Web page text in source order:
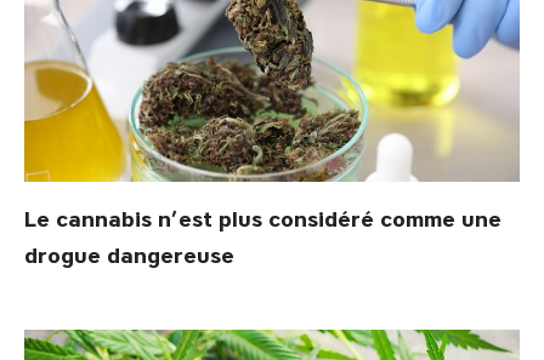
Le cannabis n’est plus considéré comme une
drogue dangereuse